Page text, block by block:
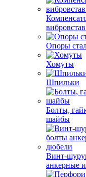
Опоры
Хомуты
Шпильки
Болты,
шайбы
Винт-
анкерные